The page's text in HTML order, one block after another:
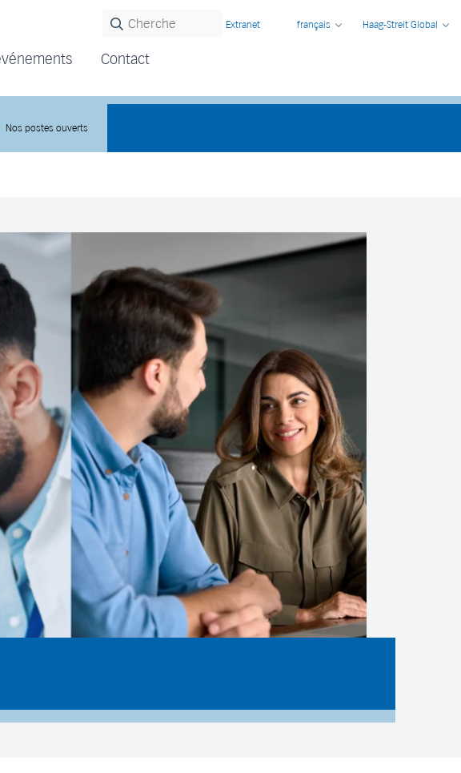
Contact
Extranet français Haag-Streit Global
Nos postes ouverts